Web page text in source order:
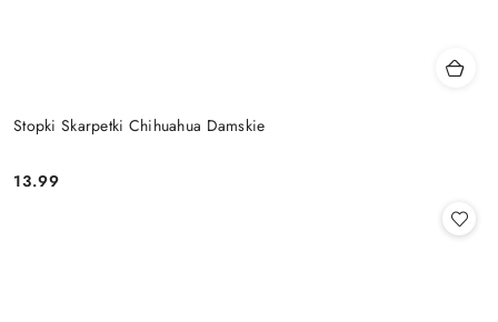
Stopki Skarpetki Chihuahua Damskie
Cena:
13.99